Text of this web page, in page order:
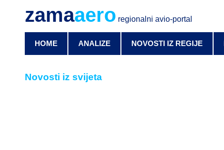
zamaaero regionalni avio-portal
HOME ANALIZE NOVOSTI IZ REGIJE
Novosti iz svijeta